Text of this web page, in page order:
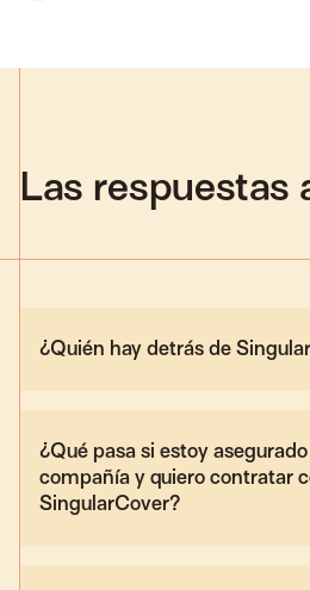
Las respuestas
¿Quién hay detrás de
¿Qué pasa si estoy
compañía y quiero contratar
SingularCover?